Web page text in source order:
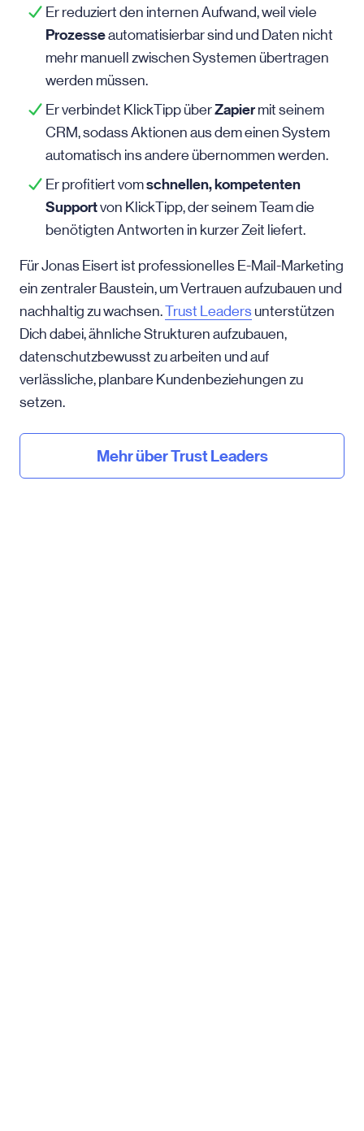
Er reduziert den internen Aufwand, weil viele
Prozesseautomatisierbar sind und Daten nicht
mehr manuell zwischen Systemen übertragen
werden müssen.
Er verbindet KlickTipp überZapier mit seinem
CRM, sodass Aktionen aus dem einen System
automatisch ins andere übernommen werden.
Er profitiert vomschnellen, kompetenten
Supportvon KlickTipp, der seinem Team die
benötigten Antworten in kurzer Zeit liefert.
Für Jonas Eisert ist professionelles E-Mail-Marketing
ein zentraler Baustein, um Vertrauen aufzubauen und
nachhaltig zu wachsen.Trust Leaders unterstützen
Dich dabei, ähnliche Strukturen aufzubauen,
datenschutzbewusst zu arbeiten und auf
verlässliche, planbare Kundenbeziehungen zu
setzen.
Mehr über Trust Leaders